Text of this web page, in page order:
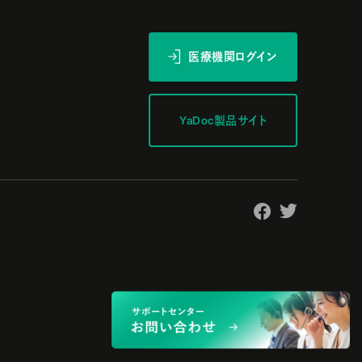
医療機関ログイン
YaDoc製品サイト